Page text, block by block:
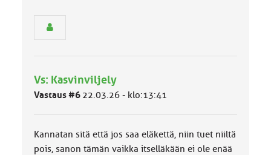
u
o
a
Vs: Kasvinviljely
Vastaus #6 22.03.26 - klo:13:41
Kannatan sitä että jos saa eläkettä, niin tuet niiltä
pois, sanon tämän vaikka itselläkään ei ole enää